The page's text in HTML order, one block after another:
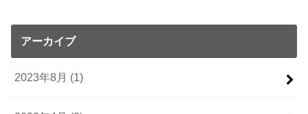
アーカイブ
2023年8月 (1)